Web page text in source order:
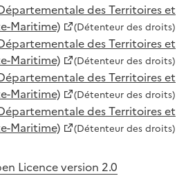
des Territoires et
Maritime)
(Détenteur des droits)
des Territoires et
Maritime)
(Détenteur des droits)
des Territoires et
Maritime)
(Détenteur des droits)
des Territoires et
Maritime)
(Détenteur des droits)
Licence version 2.0